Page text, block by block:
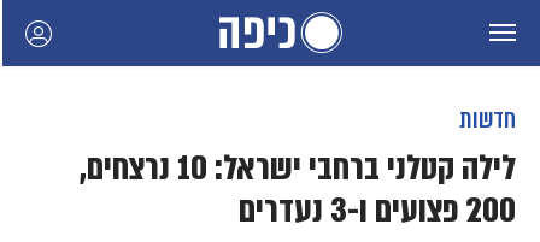
חדשות
לילה קטלני ברחבי ישראל: 10 נרצחים,
200 פצועים ו-3 נעדרים